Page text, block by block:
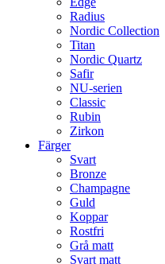
Radius
Nordic Collection
Titan
Nordic Quartz
Safir
NU-serien
Classic
Rubin
Zirkon
Färger
Svart
Bronze
Champagne
Guld
Koppar
Rostfri
Grå matt
Svart matt